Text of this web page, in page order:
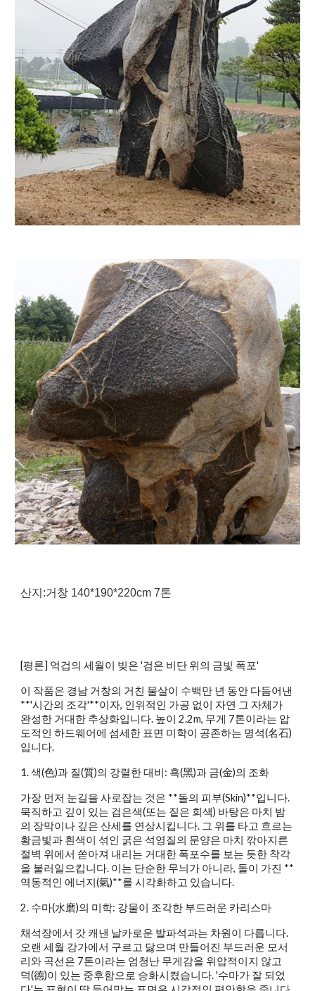
산지:거창 140*190*220cm 7톤
[평론] 억겁의 세월이 빚은 '검은 비단 위의 금빛 폭포'
이 작품은 경남 거창의 거친 물살이 수백만 년 동안 다듬어낸
**'시간의 조각'**이자, 인위적인 가공 없이 자연 그 자체가
완성한 거대한 추상화입니다. 높이 2.2m, 무게 7톤이라는 압
도적인 하드웨어에 섬세한 표면 미학이 공존하는 명석(名石)
입니다.
1. 색(色)과 질(質)의 강렬한 대비: 흑(黑)과 금(金)의 조화
가장 먼저 눈길을 사로잡는 것은 **돌의 피부(Skin)**입니다.
묵직하고 깊이 있는 검은색(또는 짙은 회색) 바탕은 마치 밤
의 장막이나 깊은 산세를 연상시킵니다. 그 위를 타고 흐르는
황금빛과 흰색이 섞인 굵은 석영질의 문양은 마치 깎아지른
절벽 위에서 쏟아져 내리는 거대한 폭포수를 보는 듯한 착각
을 불러일으킵니다. 이는 단순한 무늬가 아니라, 돌이 가진 **
역동적인 에너지(氣)**를 시각화하고 있습니다.
2. 수마(水磨)의 미학: 강물이 조각한 부드러운 카리스마
채석장에서 갓 캐낸 날카로운 발파석과는 차원이 다릅니다.
오랜 세월 강가에서 구르고 닳으며 만들어진 부드러운 모서
리와 곡선은 7톤이라는 엄청난 무게감을 위압적이지 않고
덕(德)이 있는 중후함으로 승화시켰습니다. '수마가 잘 되었